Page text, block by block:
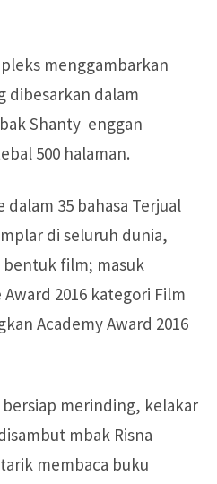
menggambarkan
dibesarkan dalam
Shanty enggan
500 halaman.
35 bahasa Terjual
di seluruh dunia,
bentuk film; masuk
2016 kategori Film
Academy Award 2016
merinding, kelakar
mbak Risna
membaca buku